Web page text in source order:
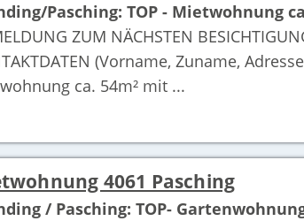
Pasching: TOP - Mietwohnung
ZUM NÄCHSTEN
(Vorname, Zuname,
ca. 54m² mit ...
4061 Pasching
/ Pasching: TOP-